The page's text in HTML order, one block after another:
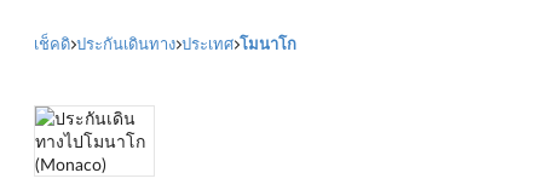
เช็คดิ ประกันเดินทาง ประเทศ โมนาโก